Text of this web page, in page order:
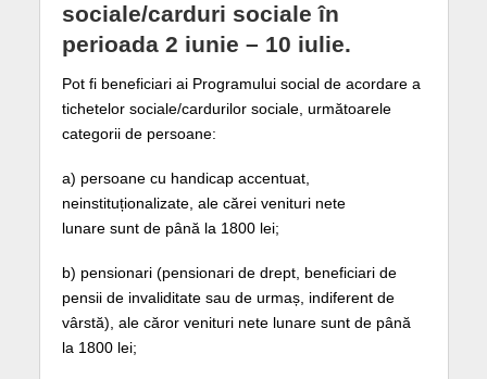
sociale/carduri sociale în
perioada 2 iunie – 10 iulie.
Pot fi beneficiari ai Programului social de acordare a
tichetelor sociale/cardurilor sociale, următoarele
categorii de persoane:
a) persoane cu handicap accentuat,
neinstituționalizate, ale cărei venituri nete
lunare sunt de până la 1800 lei;
b) pensionari (pensionari de drept, beneficiari de
pensii de invaliditate sau de urmaș, indiferent de
vârstă), ale căror venituri nete lunare sunt de până
la 1800 lei;